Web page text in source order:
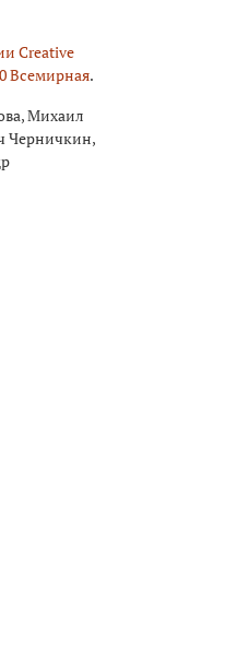
Creative
Всемирная.
Михаил
Черничкин,